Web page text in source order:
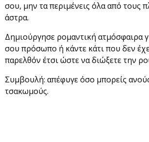
σου, μην τα περιμένεις όλα από τους
άστρα.
Δημιούργησε ρομαντική ατμόσφαιρα
σου πρόσωπο ή κάντε κάτι που δεν
παρελθόν έτσι ώστε να διώξετε την
Συμβουλή: απέφυγε όσο μπορείς
τσακωμούς.